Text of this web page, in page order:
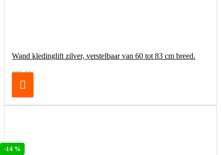
-14 %
Wand kledinglift zilver, verstelbaar van 60 tot 83 cm breed.
€69,00